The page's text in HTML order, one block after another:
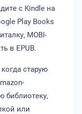
с Kindle на
Play Books
MOBI-
в EPUB.
старую
библиотеку,
или